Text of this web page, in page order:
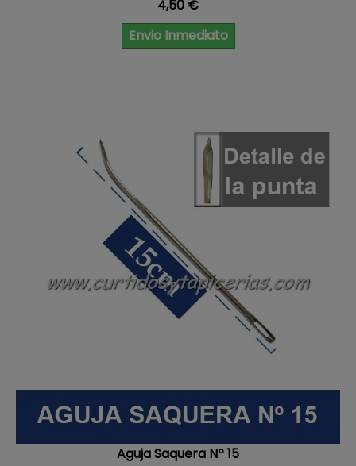
4,50 €
Envio Inmediato
Aguja Saquera Nº 15